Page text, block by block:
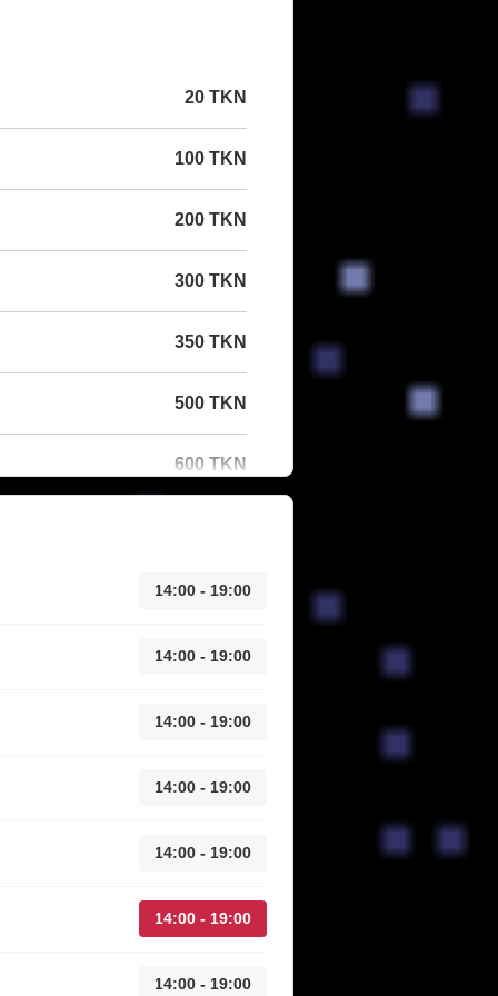
20 TKN
100 TKN
200 TKN
300 TKN
350 TKN
500 TKN
600 TKN
14:00 - 19:00
14:00 - 19:00
14:00 - 19:00
14:00 - 19:00
14:00 - 19:00
14:00 - 19:00
14:00 - 19:00